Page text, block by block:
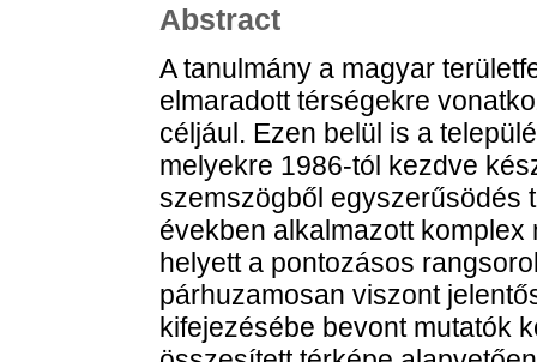
Abstract
A tanulmány a magyar
elmaradott térségekre
céljául. Ezen belül is a
melyekre 1986-tól kezdve
szemszögből egyszerűsödés
években alkalmazott
helyett a pontozásos
párhuzamosan viszont
kifejezésébe bevont mutatók